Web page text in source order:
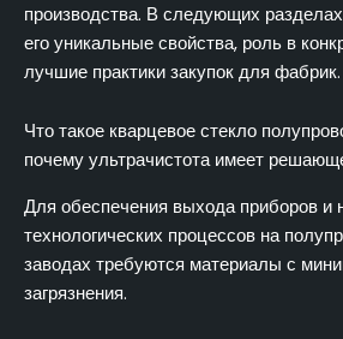
FAQ (часто задаваемые вопросы)
производства. В следующих
его уникальные свойства, роль в
лучшие практики закупок для фабрик.
Что такое кварцевое стекло
почему ультрачистота имеет
Для обеспечения выхода приборов и
технологических процессов на
заводах требуются материалы с
загрязнения.